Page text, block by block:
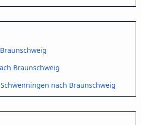
Braunschweig
nach Braunschweig